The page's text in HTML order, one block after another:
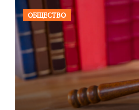
ОБЩЕСТВО